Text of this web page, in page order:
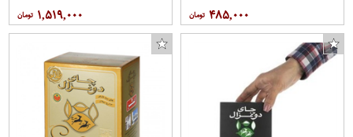
۴۸۵,۰۰۰ ۱,۵۱۹,۰۰۰